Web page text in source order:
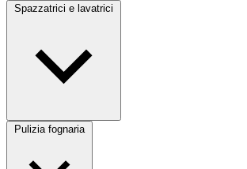
Pulizia fognaria